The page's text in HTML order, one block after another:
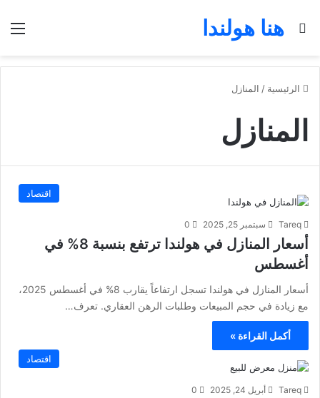
هنا هولندا
بحث عن
الرئيسية / المنازل
المنازل
اقتصاد
Tareq سبتمبر 25, 2025 0
أسعار المنازل في هولندا ترتفع بنسبة 8% في
أغسطس
أسعار المنازل في هولندا تسجل ارتفاعاً يقارب 8% في أغسطس 2025،
مع زيادة في حجم المبيعات وطلبات الرهن العقاري. تعرف…
أكمل القراءة »
اقتصاد
Tareq أبريل 24, 2025 0